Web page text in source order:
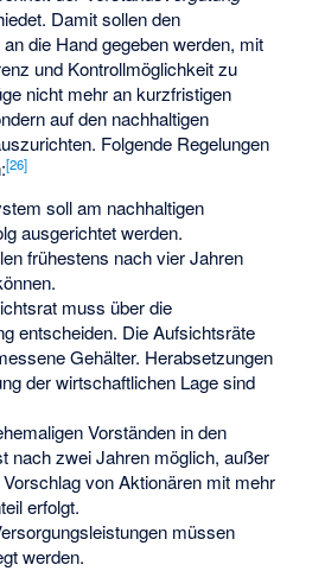
Damit sollen den
die Hand gegeben werden, mit
und Kontrollmöglichkeit zu
nicht mehr an kurzfristigen
auf den nachhaltigen
Folgende Regelungen
[26]
soll am nachhaltigen
ausgerichtet werden.
frühestens nach vier Jahren
muss über die
entscheiden. Die Aufsichtsräte
Gehälter. Herabsetzungen
der wirtschaftlichen Lage sind
Vorständen in den
nach zwei Jahren möglich, außer
von Aktionären mit mehr
erfolgt.
müssen
werden.